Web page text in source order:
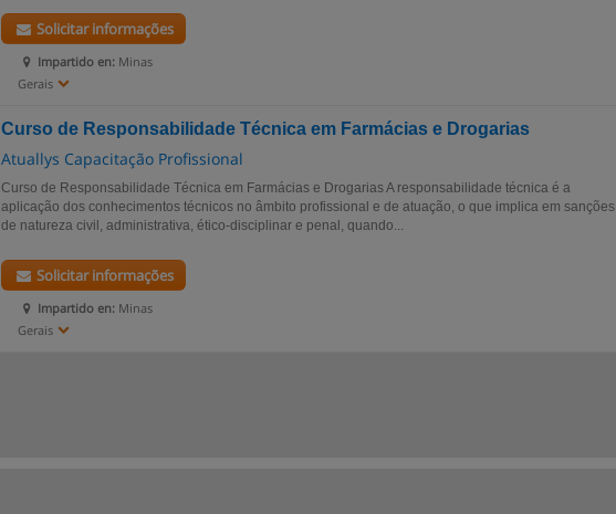
Impartido en: Minas
Gerais
Solicitar informações
Curso de Responsabilidade Técnica em Farmácias e Drogarias
Atuallys Capacitação Profissional
Curso de Responsabilidade Técnica em Farmácias e Drogarias A responsabilidade técnica é a
aplicação dos conhecimentos técnicos no âmbito profissional e de atuação, o que implica em sanções
de natureza civil, administrativa, ético-disciplinar e penal, quando...
Impartido en: Minas
Gerais
Solicitar informações